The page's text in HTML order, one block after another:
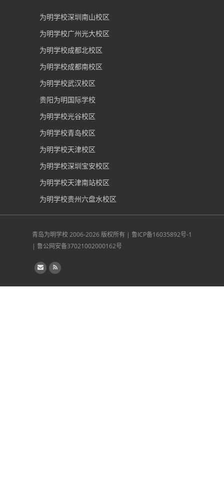
为明学校深圳南山校区
为明学校广州光大校区
为明学校成都北校区
为明学校成都南校区
为明学校武汉校区
贵阳为明国际学校
为明学校光谷校区
为明学校青岛校区
为明学校天津校区
为明学校深圳宝安校区
为明学校天津南站校区
为明学校贵州六盘水校区
青岛为明学校2006-2026 版权所有 | 鲁ICP备16035892号-1
| 鲁公网安备37021002000162号